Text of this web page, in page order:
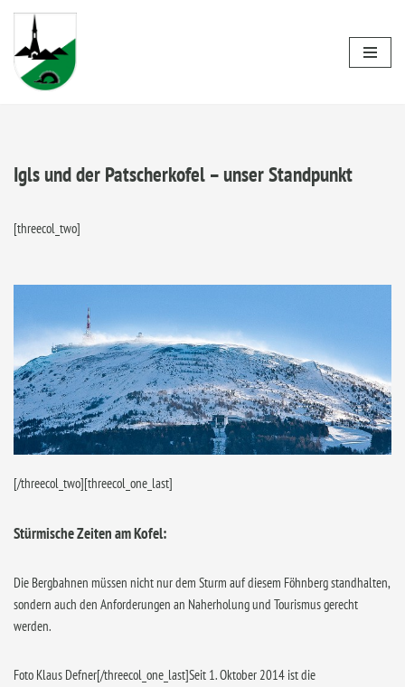
Zum
Inhalt
springen
Igls und der Patscherkofel – unser Standpunkt
[threecol_two]
[/threecol_two][threecol_one_last]
Stürmische Zeiten am Kofel:
Die Bergbahnen müssen nicht nur dem Sturm auf diesem Föhnberg standhalten,
sondern auch den Anforderungen an Naherholung und Tourismus gerecht
werden.
Foto Klaus Defner[/threecol_one_last]Seit 1. Oktober 2014 ist die